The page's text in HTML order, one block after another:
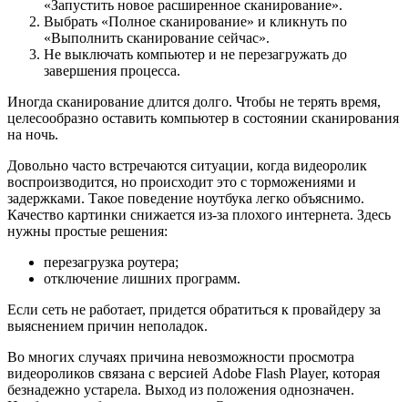
«Запустить новое расширенное сканирование».
Выбрать «Полное сканирование» и кликнуть по
«Выполнить сканирование сейчас».
Не выключать компьютер и не перезагружать до
завершения процесса.
Иногда сканирование длится долго. Чтобы не терять время,
целесообразно оставить компьютер в состоянии сканирования
на ночь.
Довольно часто встречаются ситуации, когда видеоролик
воспроизводится, но происходит это с торможениями и
задержками. Такое поведение ноутбука легко объяснимо.
Качество картинки снижается из-за плохого интернета. Здесь
нужны простые решения:
перезагрузка роутера;
отключение лишних программ.
Если сеть не работает, придется обратиться к провайдеру за
выяснением причин неполадок.
Во многих случаях причина невозможности просмотра
видеороликов связана с версией Adobe Flash Player, которая
безнадежно устарела. Выход из положения однозначен.